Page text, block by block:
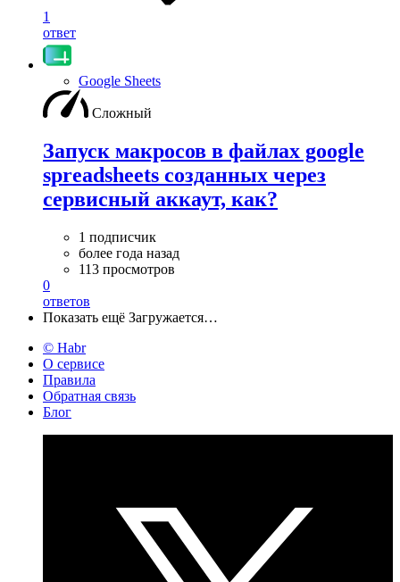
1
ответ
Google Sheets
Сложный
Запуск макросов в файлах google
spreadsheets созданных через
сервисный аккаут, как?
1 подписчик
более года назад
113 просмотров
0
ответов
Показать ещё Загружается…
© Habr
О сервисе
Правила
Обратная связь
Блог